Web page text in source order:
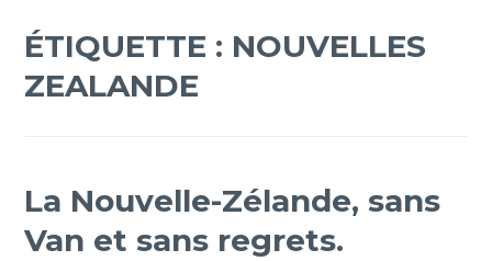
ÉTIQUETTE : NOUVELLES
ZEALANDE
La Nouvelle-Zélande, sans
Van et sans regrets.